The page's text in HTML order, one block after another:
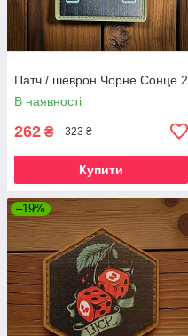
Патч / шеврон Чорне Сонце 2
В наявності
262 ₴ 323 ₴
Купити
–19%